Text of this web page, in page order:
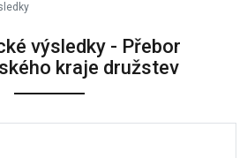
výsledky - Přebor
kraje družstev